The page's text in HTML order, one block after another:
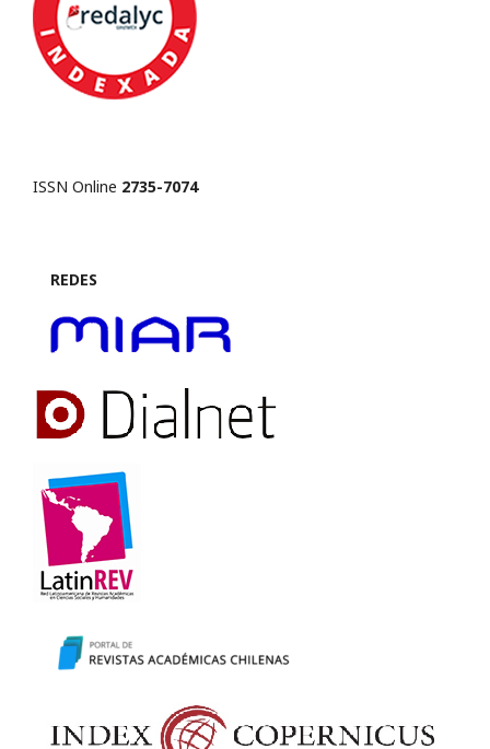
ISSN Online 2735-7074
REDES